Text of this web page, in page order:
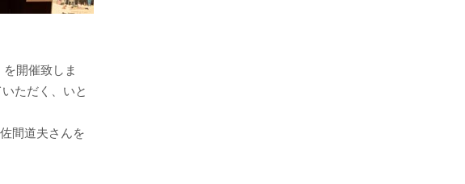
開催致しま
ただく、いと
間道夫さんを